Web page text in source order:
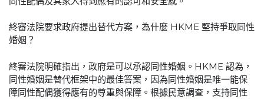
終審法院要求政府提出替代方案，為什麼 HKME 堅持爭取同性
婚姻？
終審法院明確指出，政府是可以承認同性婚姻。HKME 認為，
同性婚姻是替代框架中的最佳答案，因為同性婚姻是唯一能保
障同性配偶獲得應有的尊重與保障。根據民意調查，支持同性